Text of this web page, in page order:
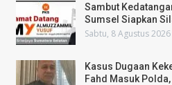
Sambut
Sumsel Siapkan
Sabtu, 8 Agustus 2026
Kasus Dugaan
Fahd Masuk